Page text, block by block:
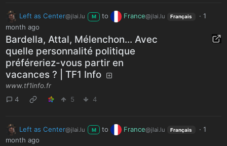
Left as Center@jlai.lu M to France@jlai.lu Français ·1
month ago
Bardella, Attal, Mélenchon... Avec
quelle personnalité politique
préféreriez-vous partir en
vacances ? | TF1 Info
www.tf1info.fr
4
5 4
Left as Center@jlai.lu M to France@jlai.lu Français ·1
month ago